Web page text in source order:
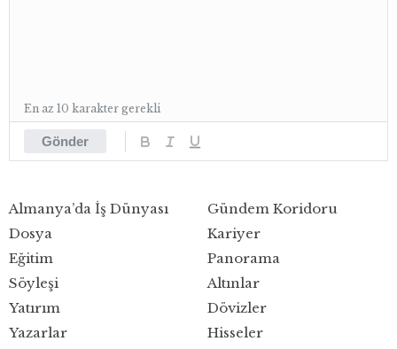
Gönder
En az 10 karakter gerekli
Almanya’da İş Dünyası
Dosya
Eğitim
Gündem Koridoru
Kariyer
Panorama
Söyleşi
Yatırım
Yazarlar
Altınlar
Dövizler
Hisseler